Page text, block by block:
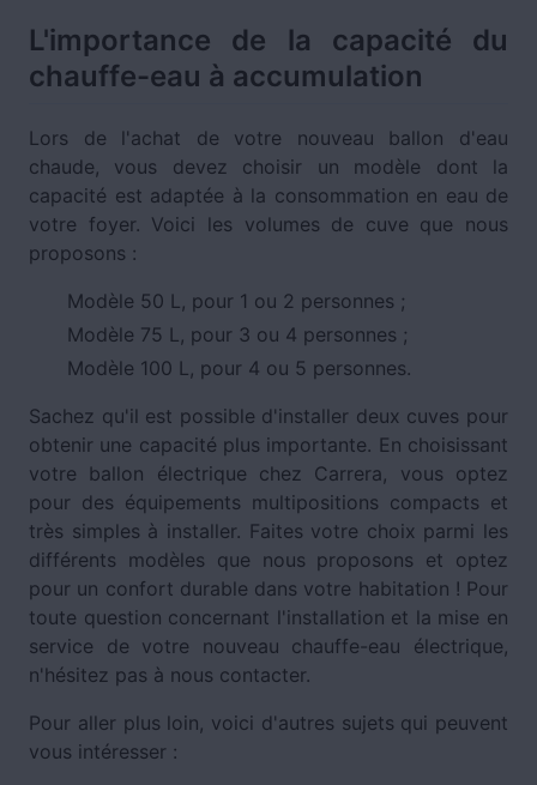
L'importance de la capacité du
chauffe-eau à accumulation
Lors de l'achat de votre nouveau ballon d'eau
chaude, vous devez choisir un modèle dont la
capacité est adaptée à la consommation en eau de
votre foyer. Voici les volumes de cuve que nous
proposons :
Modèle 50 L, pour 1 ou 2 personnes ;
Modèle 75 L, pour 3 ou 4 personnes ;
Modèle 100 L, pour 4 ou 5 personnes.
Sachez qu'il est possible d'installer deux cuves pour
obtenir une capacité plus importante. En choisissant
votre ballon électrique chez Carrera, vous optez
pour des équipements multipositions compacts et
très simples à installer. Faites votre choix parmi les
différents modèles que nous proposons et optez
pour un confort durable dans votre habitation ! Pour
toute question concernant l'installation et la mise en
service de votre nouveau chauffe-eau électrique,
n'hésitez pas à nous contacter.
Pour aller plus loin, voici d'autres sujets qui peuvent
vous intéresser :